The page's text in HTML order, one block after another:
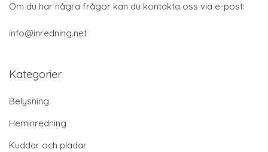
Om du har några frågor kan du kontakta oss via e-post:
info@inredning.net
Kategorier
Belysning
Heminredning
Kuddar och plädar